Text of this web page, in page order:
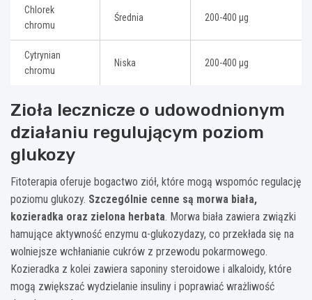
Chlorek
chromu
Średnia 200-400 μg
Cytrynian
chromu
Niska 200-400 μg
Zioła lecznicze o udowodnionym
działaniu regulującym poziom
glukozy
Fitoterapia oferuje bogactwo ziół, które mogą wspomóc regulację
poziomu glukozy. Szczególnie cenne są morwa biała,
kozieradka oraz zielona herbata. Morwa biała zawiera związki
hamujące aktywność enzymu α-glukozydazy, co przekłada się na
wolniejsze wchłanianie cukrów z przewodu pokarmowego.
Kozieradka z kolei zawiera saponiny steroidowe i alkaloidy, które
mogą zwiększać wydzielanie insuliny i poprawiać wrażliwość